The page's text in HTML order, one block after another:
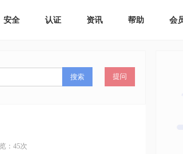
安全 认证 资讯 帮助 会
搜索 提问
： 45次